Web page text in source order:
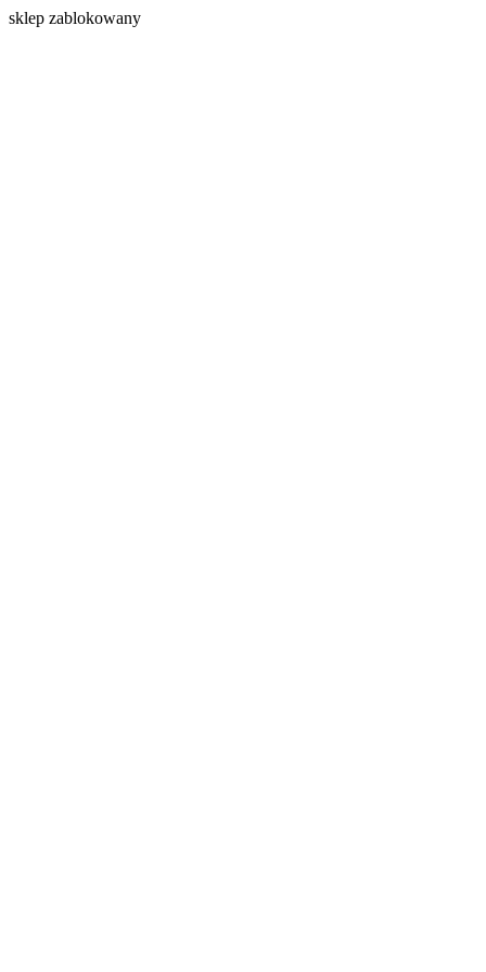
sklep zablokowany